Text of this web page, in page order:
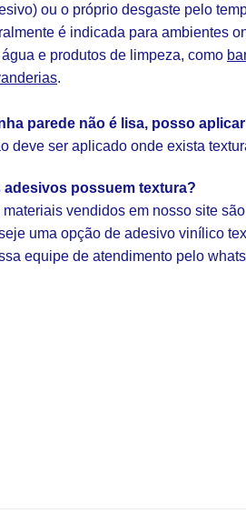
ou o próprio desgaste pelo
é indicada para ambientes
e produtos de limpeza, como
.
parede não é lisa, posso
deve ser aplicado onde exista
adesivos possuem textura?
materiais vendidos em nosso site
uma opção de adesivo vinílico
equipe de atendimento pelo